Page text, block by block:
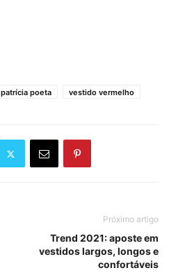
patrícia poeta vestido vermelho
Próximo artigo
Trend 2021: aposte em
vestidos largos, longos e
confortáveis